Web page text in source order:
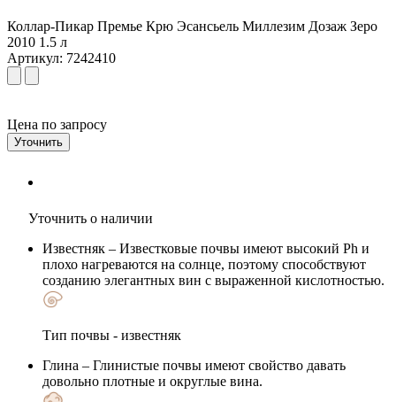
Коллар-Пикар Премье Крю Эсансьель Миллезим Дозаж Зеро
2010 1.5 л
Артикул: 7242410
Цена по запросу
Уточнить
Уточнить о наличии
Известняк – Известковые почвы имеют высокий Ph и
плохо нагреваются на солнце, поэтому способствуют
созданию элегантных вин с выраженной кислотностью.
Тип почвы - известняк
Глина – Глинистые почвы имеют свойство давать
довольно плотные и округлые вина.